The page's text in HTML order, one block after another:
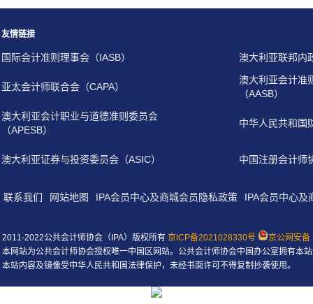
友情链接
国际会计准则理事会（IASB） 澳大利亚联邦内
亚太会计师联合会（CAPA）
澳大利亚会计准
（AASB）
澳大利亚会计职业与道德准则委员会
（APESB）
中华人民共和国
澳大利亚证券与投资委员会（ASIC） 中国注册会计师
联系我们 网站地图 IPA会员中心及商城会员隐私政策 IPA会员中心及
2011-2022公共会计师协会（IPA）版权所有 京ICP备2021028330号
京公网安
本网站为公共会计师协会授权唯一中国区网站。公共会计师协会中国办公室拥有本
本站内容及镜像受中华人民共和国法律保护，未经书面许可不得复制抄袭使用。